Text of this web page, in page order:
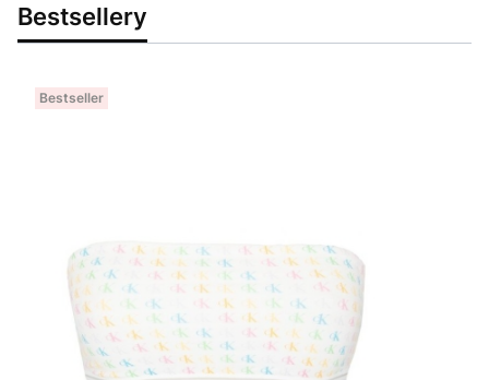
Bestsellery
Bestseller